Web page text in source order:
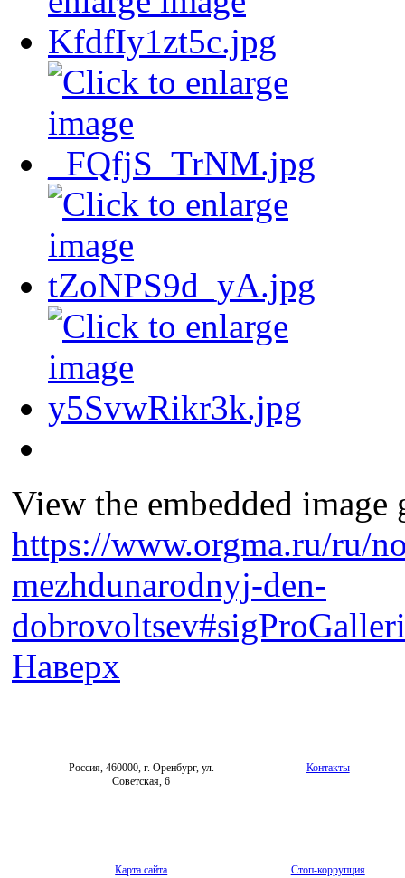
View the embedded
https://www.orgma.ru/ru/
mezhdunarodnyj-den-
Наверх
Россия, 460000, г. Оренбург, ул.
Советская, 6
Контакты
Карта сайта Стоп-коррупция